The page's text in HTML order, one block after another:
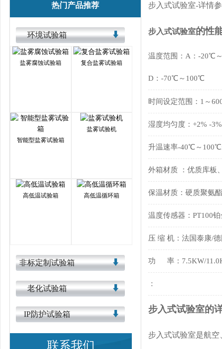
热门产品推荐
环境试验箱
盐雾腐蚀试验箱 复合盐雾试验箱
智能型盐雾试验箱
盐雾试验机
高低温试验箱 高低温循环箱
非标定制试验箱
老化试验箱
IP防护试验箱
联系我们
步入式试验室-详情
步入式试验室的性
温度范围：A：-20℃
D：-70℃～100℃
时间设定范围：1～
湿度均匀度：+2% -
升温速率-40℃～
外箱材质 ：优质库板
保温材质：硬质聚氨
温度传感器：PT100
压 缩 机：法国泰康/
功 率：7.5KW/
：
步入式试验室的
步入式试验室是航